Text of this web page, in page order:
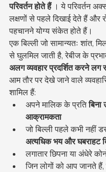
परिवर्तन होते हैं । ये परिवर्तन
लक्षणों से पहले दिखाई देते हैं और
पहचानने योग्य संकेत होते हैं।
एक बिल्ली जो सामान्यतः शांत,
से घुलमिल जाती है, रेबीज के
अलग व्यवहार प्रदर्शित करने लग
आम तौर पर देखे जाने वाले
शामिल हैं:
अपने मालिक के प्रति
आक्रामकता
जो बिल्ली पहले कभी नहीं
अत्यधिक भय और घबराहट
लगातार छिपना या अंधेरे
जिन लोगों को आप जानते